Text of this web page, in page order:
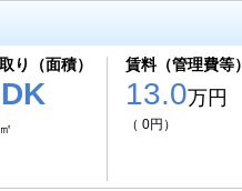
り（面積） 賃料（管理費等）
13.0万円
（ 0円）